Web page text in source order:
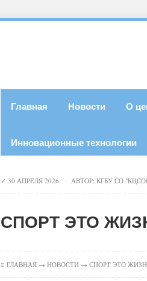
Главная Новости О
Инновационные технологии
30 АПРЕЛЯ 2026 · АВТОР: КГБУ СО
СПОРТ ЭТО
≡ ГЛАВНАЯ → НОВОСТИ → СПОРТ ЭТО